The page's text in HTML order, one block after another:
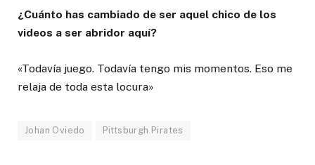
¿Cuánto has cambiado de ser aquel chico de los
videos a ser abridor aquí?
«Todavía juego. Todavía tengo mis momentos. Eso me
relaja de toda esta locura»
Johan Oviedo Pittsburgh Pirates